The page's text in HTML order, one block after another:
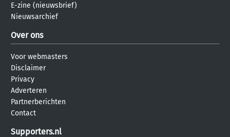
E-zine (nieuwsbrief)
Nieuwsarchief
Over ons
Voor webmasters
Disclaimer
Privacy
Adverteren
Partnerberichten
Contact
Supporters.nl